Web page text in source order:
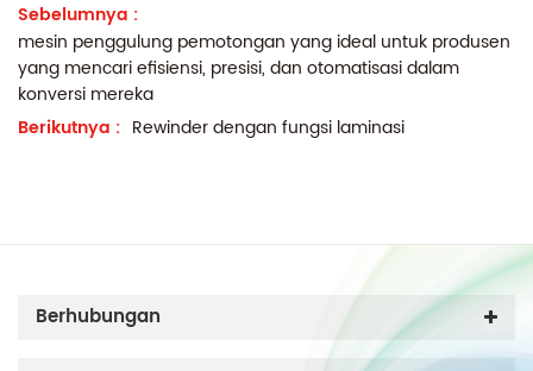
Sebelumnya :
mesin penggulung pemotongan yang ideal untuk produsen
yang mencari efisiensi, presisi, dan otomatisasi dalam
konversi mereka
Berikutnya : Rewinder dengan fungsi laminasi
Berhubungan